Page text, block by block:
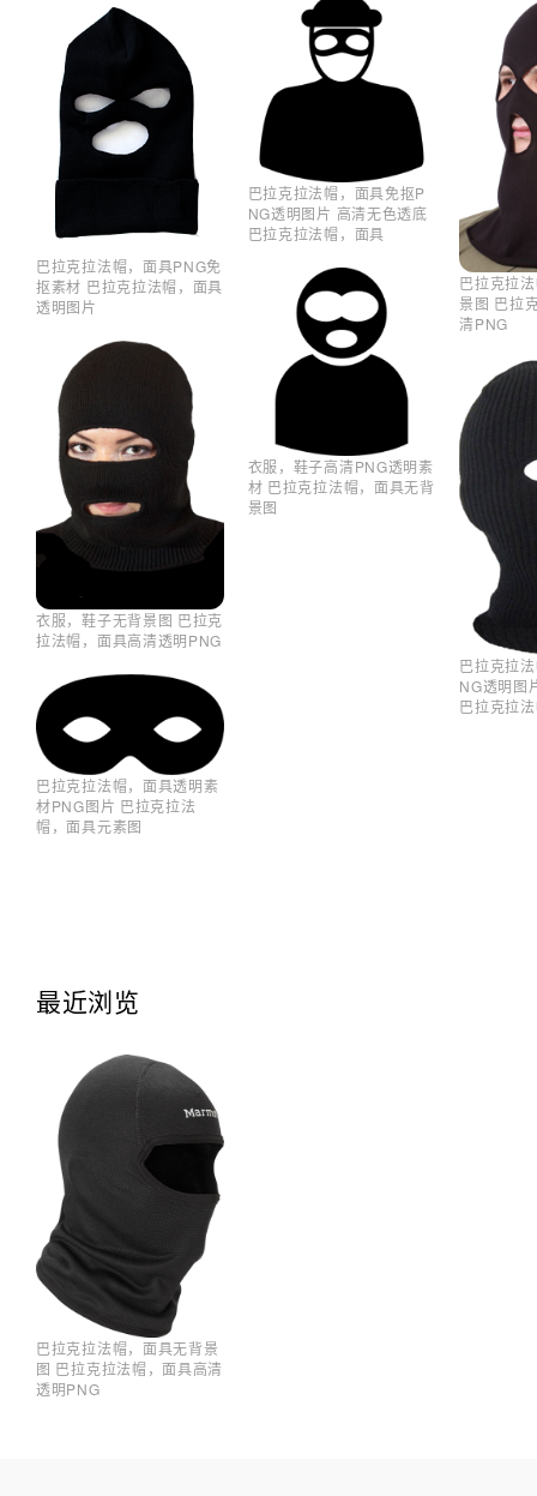
巴拉克拉法帽，面具PNG免
抠素材 巴拉克拉法帽，面具
透明图片
衣服，鞋子无背景图 巴拉克
拉法帽，面具高清透明PNG
巴拉克拉法帽，面具透明素
材PNG图片 巴拉克拉法
帽，面具元素图
巴拉克拉法帽，面具免抠P
NG透明图片 高清无色透底
巴拉克拉法帽，面具
衣服，鞋子高清PNG透明素
材 巴拉克拉法帽，面具无背
景图
巴拉克拉
景图 巴拉
清PNG
巴拉克拉
NG透明图
巴拉克拉
最近浏览
巴拉克拉法帽，面具无背景
图 巴拉克拉法帽，面具高清
透明PNG